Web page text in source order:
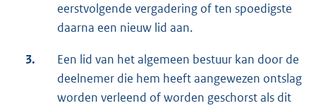
eerstvolgende vergadering of ten spoedigste
daarna een nieuw lid aan.
3.
Een lid van het algemeen bestuur kan door de
deelnemer die hem heeft aangewezen ontslag
worden verleend of worden geschorst als dit